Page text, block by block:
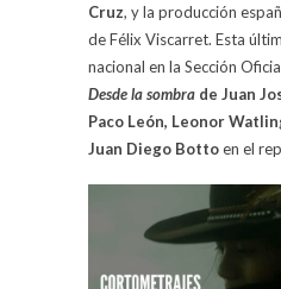
Cruz, y la producción
de Félix Viscarret. Esta
nacional en la Sección
Desde la sombra de Juan
Paco León, Leonor
Juan Diego Bottoen el